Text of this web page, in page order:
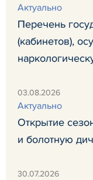
Актуально
Перечень
(кабинетов),
03.08.2026
Актуально
Открытие
и болотную
30.07.2026